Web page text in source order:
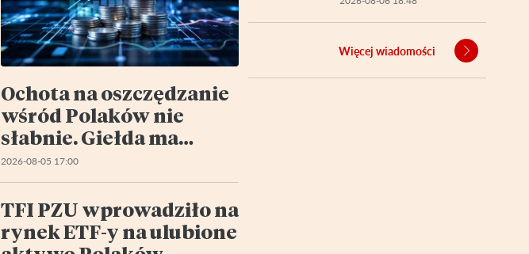
Ochota na oszczędzanie
wśród Polaków nie
słabnie. Giełda ma
szansę na większy
kawałek tego tortu
2026-08-05 17:00
TFI PZU wprowadziło na
rynek ETF-y na ulubione
Więcej wiadomości